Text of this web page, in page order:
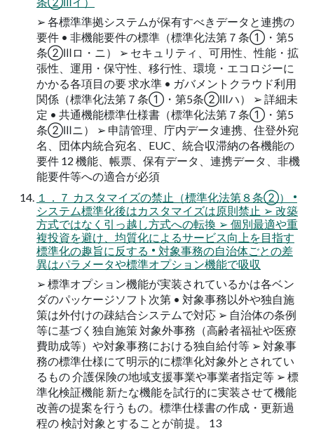
➢ 各標準準拠システムが保有すべきデータと連携の
要件 • 非機能要件の標準（標準化法第７条①・第5
条②Ⅲロ・ニ） ➢ セキュリティ、可用性、性能・拡
張性、運用・保守性、移行性、環境・エコロジーに
かかる各項目の要 求水準 • ガバメントクラウド利用
関係（標準化法第７条①・第5条②Ⅲハ） ➢ 詳細未
定 • 共通機能標準仕様書（標準化法第７条①・第5
条②Ⅲニ） ➢ 申請管理、庁内データ連携、住登外宛
名、団体内統合宛名、EUC、統合収滞納の各機能の
要件 12 機能、帳票、保有データ、連携データ、非機
能要件等への適合が必須
１．７ カスタマイズの禁止（標準化法第８条②） •
システム標準化後はカスタマイズは原則禁止 ➢ 改築
方式ではなく引っ越し方式への転換 ➢ 個別最適や重
複投資を避け、均質化によるサービス向上を目指す
標準化の趣旨に反する • 対象事務の自治体ごとの差
異はパラメータや標準オプション機能で吸収
➢ 標準オプション機能が実装されているかは各ベン
ダのパッケージソフト次第 • 対象事務以外や独自施
策は外付けの疎結合システムで対応 ➢ 自治体の条例
等に基づく独自施策 対象外事務（高齢者福祉や医療
費助成等）や対象事務における独自給付等 ➢ 対象事
務の標準仕様にて明示的に標準化対象外とされてい
るもの 介護保険の地域支援事業や事業者指定等 ➢ 標
準化検証機能 新たな機能を試行的に実装させて機能
改善の提案を行うもの。標準仕様書の作成・更新過
程の 検討対象とすることが前提。 13